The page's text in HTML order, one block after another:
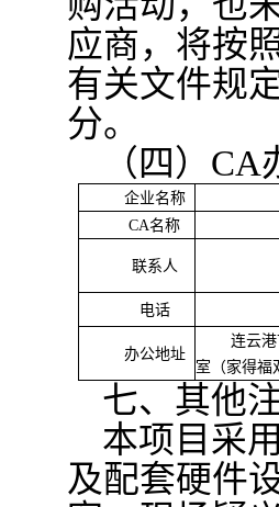
应商，将按
有关文件规
分。
（四） CA
企业名称
CA名称
联系人
电话
办公地址
连云
室（家得福
七、其他
本项目采
及配套硬件